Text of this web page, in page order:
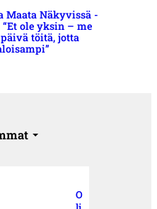
Maata Näkyvissä -
ole yksin – me
töitä, jotta
O